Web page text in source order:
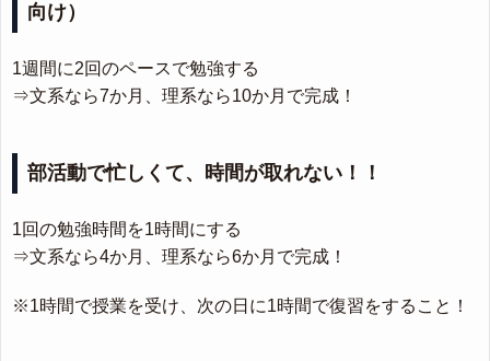
向け）
1週間に2回のペースで勉強する
⇒文系なら7か月、理系なら10か月で完成！
部活動で忙しくて、時間が取れない！！
1回の勉強時間を1時間にする
⇒文系なら4か月、理系なら6か月で完成！
※1時間で授業を受け、次の日に1時間で復習をすること！